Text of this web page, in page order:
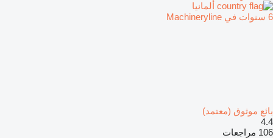
ألمانيا
6 سنوات في Machineryline
بائع موثوق (معتمد)
4.4
106 مراجعات